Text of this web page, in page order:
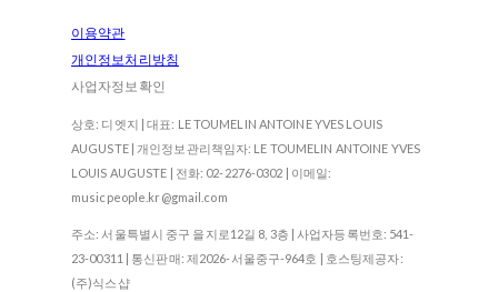
이용약관
개인정보처리방침
사업자정보확인
상호: 디엣지 | 대표: LE TOUMELIN ANTOINE YVES LOUIS
AUGUSTE | 개인정보관리책임자: LE TOUMELIN ANTOINE YVES
LOUIS AUGUSTE | 전화: 02-2276-0302 | 이메일:
musicpeople.kr@gmail.com
주소: 서울특별시 중구 을지로12길 8, 3층 | 사업자등록번호: 541-
23-00311 | 통신판매: 제2026-서울중구-964호 | 호스팅제공자:
(주)식스샵